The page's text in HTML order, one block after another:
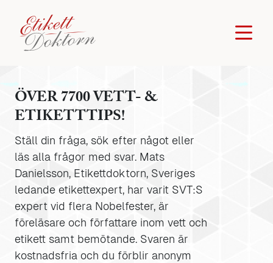
ÖVER 7700 VETT- &
ETIKETTTIPS!
Ställ din fråga, sök efter något eller
läs alla frågor med svar. Mats
Danielsson, Etikettdoktorn, Sveriges
ledande etikettexpert, har varit SVT:S
expert vid flera Nobelfester, är
föreläsare och författare inom vett och
etikett samt bemötande. Svaren är
kostnadsfria och du förblir anonym